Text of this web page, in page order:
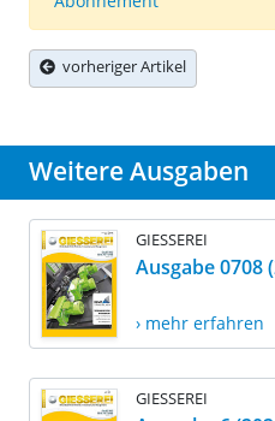
vorheriger Artikel
Weitere Ausgaben
GIESSEREI
Ausgabe 0708
› mehr erfahren
GIESSEREI